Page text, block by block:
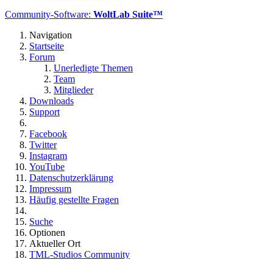
Community-Software: WoltLab Suite™
Navigation
Startseite
Forum
Unerledigte Themen
Team
Mitglieder
Downloads
Support
Facebook
Twitter
Instagram
YouTube
Datenschutzerklärung
Impressum
Häufig gestellte Fragen
Suche
Optionen
Aktueller Ort
TML-Studios Community